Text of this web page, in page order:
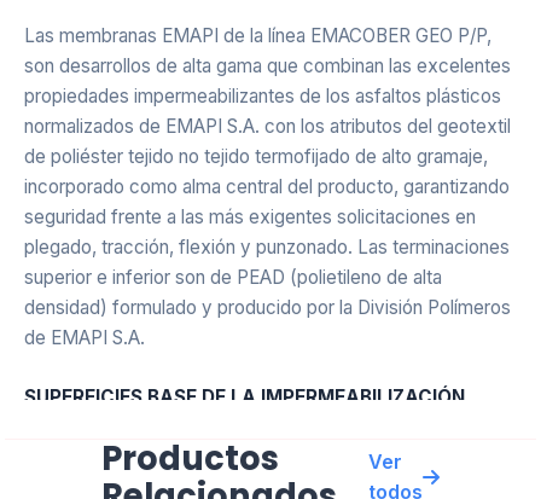
Las membranas EMAPI de la línea EMACOBER GEO P/P,
son desarrollos de alta gama que combinan las excelentes
propiedades impermeabilizantes de los asfaltos plásticos
normalizados de EMAPI S.A. con los atributos del geotextil
de poliéster tejido no tejido termofijado de alto gramaje,
incorporado como alma central del producto, garantizando
seguridad frente a las más exigentes solicitaciones en
plegado, tracción, flexión y punzonado. Las terminaciones
superior e inferior son de PEAD (polietileno de alta
densidad) formulado y producido por la División Polímeros
de EMAPI S.A.
SUPERFICIES BASE DE LA IMPERMEABILIZACIÓN
Los soportes base de la impermeabilización, tanto
horizontales como inclinados, de gran pendiente o
Productos
Ver
todos
Asistente EMAPI